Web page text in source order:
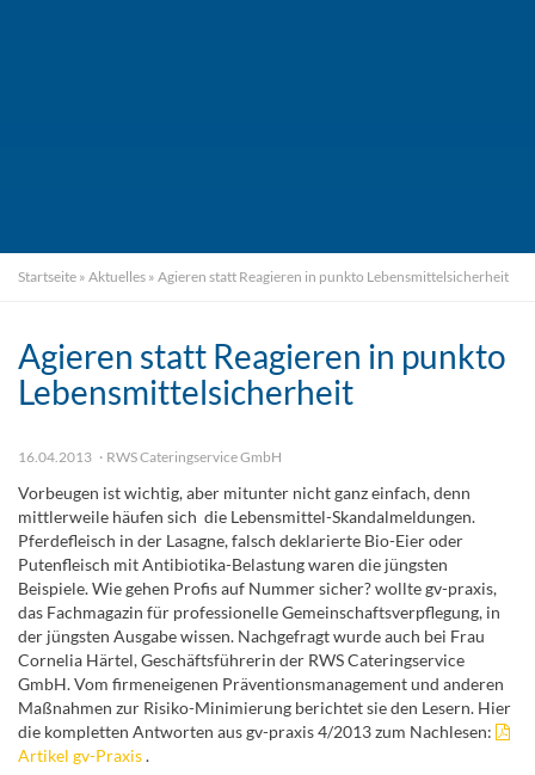
Startseite » Aktuelles » Agieren statt Reagieren in punkto Lebensmittelsicherheit
Agieren statt Reagieren in punkto
Lebensmittelsicherheit
16.04.2013 RWS Cateringservice GmbH
Vorbeugen ist wichtig, aber mitunter nicht ganz einfach, denn
mittlerweile häufen sich die Lebensmittel-Skandalmeldungen.
Pferdefleisch in der Lasagne, falsch deklarierte Bio-Eier oder
Putenfleisch mit Antibiotika-Belastung waren die jüngsten
Beispiele. Wie gehen Profis auf Nummer sicher? wollte gv-praxis,
das Fachmagazin für professionelle Gemeinschaftsverpflegung, in
der jüngsten Ausgabe wissen. Nachgefragt wurde auch bei Frau
Cornelia Härtel, Geschäftsführerin der RWS Cateringservice
GmbH. Vom firmeneigenen Präventionsmanagement und anderen
Maßnahmen zur Risiko-Minimierung berichtet sie den Lesern. Hier
die kompletten Antworten aus gv-praxis 4/2013 zum Nachlesen:
Artikel gv-Praxis.